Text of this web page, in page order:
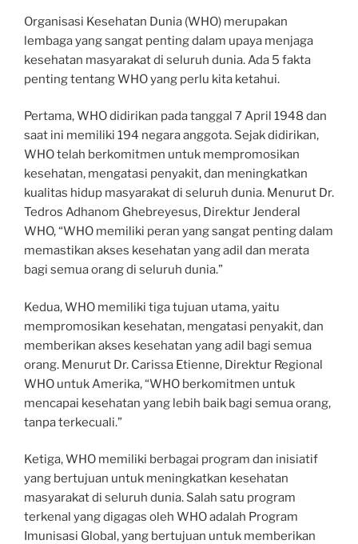
Organisasi Kesehatan Dunia (WHO) merupakan
lembaga yang sangat penting dalam upaya menjaga
kesehatan masyarakat di seluruh dunia. Ada 5 fakta
penting tentang WHO yang perlu kita ketahui.
Pertama, WHO didirikan pada tanggal 7 April 1948 dan
saat ini memiliki 194 negara anggota. Sejak didirikan,
WHO telah berkomitmen untuk mempromosikan
kesehatan, mengatasi penyakit, dan meningkatkan
kualitas hidup masyarakat di seluruh dunia. Menurut Dr.
Tedros Adhanom Ghebreyesus, Direktur Jenderal
WHO, “WHO memiliki peran yang sangat penting dalam
memastikan akses kesehatan yang adil dan merata
bagi semua orang di seluruh dunia.”
Kedua, WHO memiliki tiga tujuan utama, yaitu
mempromosikan kesehatan, mengatasi penyakit, dan
memberikan akses kesehatan yang adil bagi semua
orang. Menurut Dr. Carissa Etienne, Direktur Regional
WHO untuk Amerika, “WHO berkomitmen untuk
mencapai kesehatan yang lebih baik bagi semua orang,
tanpa terkecuali.”
Ketiga, WHO memiliki berbagai program dan inisiatif
yang bertujuan untuk meningkatkan kesehatan
masyarakat di seluruh dunia. Salah satu program
terkenal yang digagas oleh WHO adalah Program
Imunisasi Global, yang bertujuan untuk memberikan